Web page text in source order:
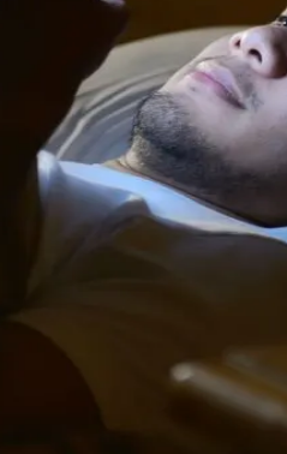
AraçariguamaCajamarCaieiras